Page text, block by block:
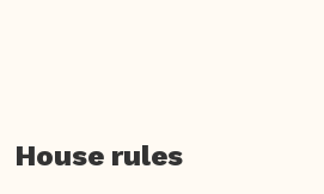
House rules